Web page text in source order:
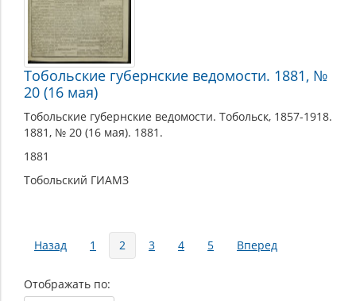
Тобольские губернские ведомости. 1881, №
20 (16 мая)
Тобольские губернские ведомости. Тобольск, 1857-1918.
1881, № 20 (16 мая). 1881.
1881
Тобольский ГИАМЗ
Страницы
Назад 1 2 3 4 5 Вперед
Отображать по